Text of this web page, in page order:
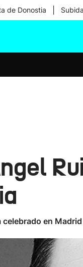
de Donostia
en